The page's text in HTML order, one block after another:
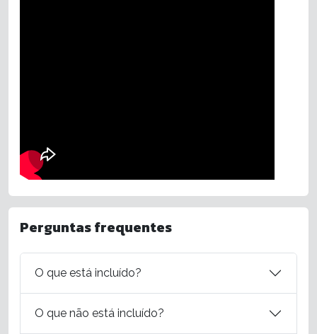
Perguntas frequentes
O que está incluído?
O que não está incluído?